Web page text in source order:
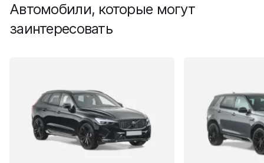
Автомобили, которые могут
заинтересовать